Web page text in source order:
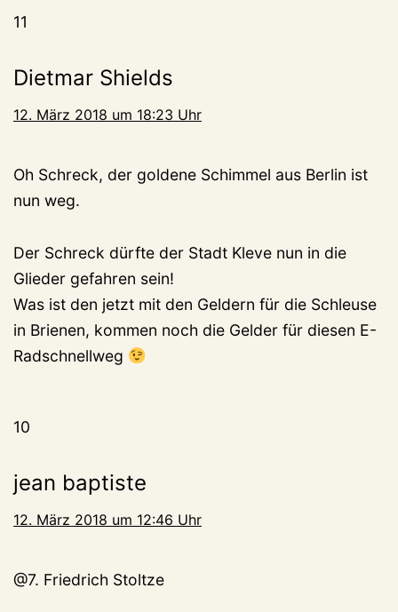
11
Dietmar Shields
12. März 2018 um 18:23 Uhr
Oh Schreck, der goldene Schimmel aus Berlin ist
nun weg.
Der Schreck dürfte der Stadt Kleve nun in die
Glieder gefahren sein!
Was ist den jetzt mit den Geldern für die Schleuse
in Brienen, kommen noch die Gelder für diesen E-
Radschnellweg
10
jean baptiste
12. März 2018 um 12:46 Uhr
@7. Friedrich Stoltze